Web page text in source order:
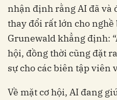
nhận định rằng AI đã và
thay đổi rất lớn cho nghề
Grunewald khẳng định:
hội, đồng thời cũng đặt
sự cho các biên tập viên
Về mặt cơ hội, AI đang